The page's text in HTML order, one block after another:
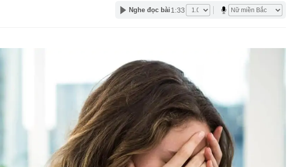
Nghe đọc bài 1:33